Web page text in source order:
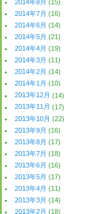
2014年8月 (15)
2014年7月 (16)
2014年6月 (14)
2014年5月 (21)
2014年4月 (19)
2014年3月 (11)
2014年2月 (14)
2014年1月 (10)
2013年12月 (14)
2013年11月 (17)
2013年10月 (22)
2013年9月 (16)
2013年8月 (17)
2013年7月 (18)
2013年6月 (16)
2013年5月 (17)
2013年4月 (11)
2013年3月 (14)
2013年2月 (18)